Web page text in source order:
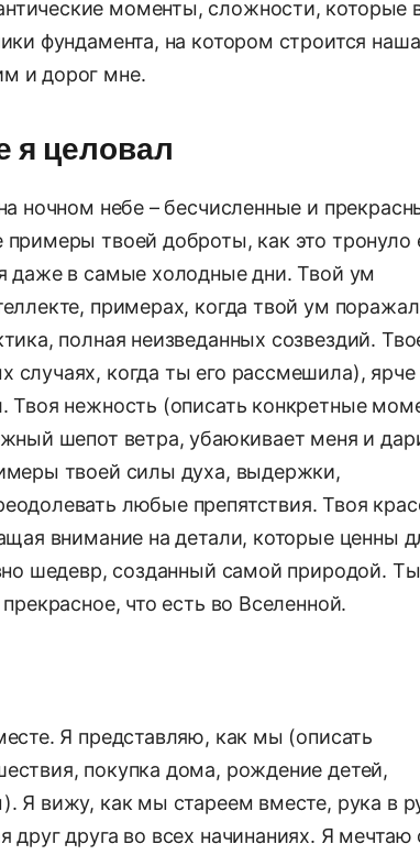
моменты, сложности, которые
фундамента, на котором строится наша
и дорог мне.
я целовал
ночном небе – бесчисленные и
твоей доброты, как это тронуло
даже в самые холодные дни. Твой ум
примерах, когда твой ум поражал
полная неизведанных созвездий.
когда ты его рассмешила), ярче
Твоя нежность (описать конкретные
шепот ветра, убаюкивает меня и
твоей силы духа, выдержки,
любые препятствия. Твоя
внимание на детали, которые ценны
шедевр, созданный самой природой. Ты
что есть во Вселенной.
Я представляю, как мы (описать
покупка дома, рождение детей,
Я вижу, как мы стареем вместе, рука в
друг друга во всех начинаниях. Я мечтаю